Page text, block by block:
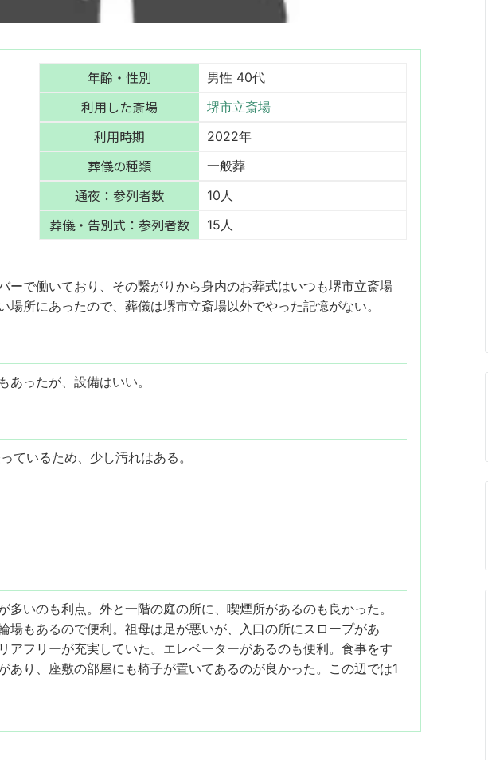
年齢・性別 男性 40代
利用した斎場 堺市立斎場
利用時期 2022年
葬儀の種類 一般葬
通夜：参列者数 10人
葬儀・告別式：参列者数 15人
ーで働いており、その繋がりから身内のお葬式はいつも堺市立斎場
場所にあったので、葬儀は堺市立斎場以外でやった記憶がない。
あったが、設備はいい。
ているため、少し汚れはある。
多いのも利点。外と一階の庭の所に、喫煙所があるのも良かった。
場もあるので便利。祖母は足が悪いが、入口の所にスロープがあ
アフリーが充実していた。エレベーターがあるのも便利。食事をす
あり、座敷の部屋にも椅子が置いてあるのが良かった。この辺では1